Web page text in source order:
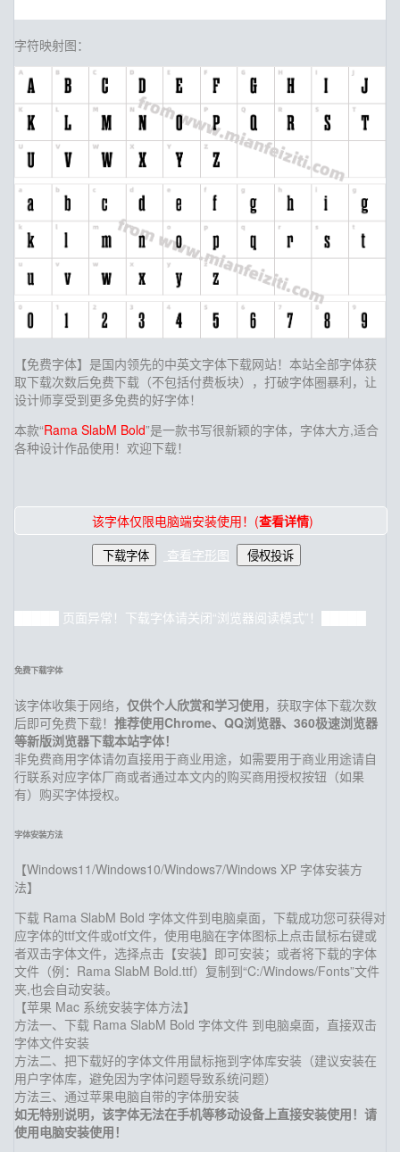
字符映射图：
【免费字体】是国内领先的中英文字体下载网站！本站全部字体获
取下载次数后免费下载（不包括付费板块），打破字体圈暴利，让
设计师享受到更多免费的好字体！
本款“Rama SlabM Bold”是一款书写很新颖的字体，字体大方,适合
各种设计作品使用！欢迎下载！
该字体仅限电脑端安装使用！(查看详情)
下载字体 查看字形图 侵权投诉
█████ 页面异常！下载字体请关闭“浏览器阅读模式”！█████
免费下载字体
该字体收集于网络， 仅供个人欣赏和学习使用，获取字体下载次数
后即可免费下载！ 推荐使用Chrome、QQ浏览器、360极速浏览器
等新版浏览器下载本站字体！
非免费商用字体请勿直接用于商业用途，如需要用于商业用途请自
行联系对应字体厂商或者通过本文内的购买商用授权按钮（如果
有）购买字体授权。
字体安装方法
【Windows11/Windows10/Windows7/Windows XP 字体安装方
法】
下载 Rama SlabM Bold 字体文件到电脑桌面，下载成功您可获得对
应字体的ttf文件或otf文件，使用电脑在字体图标上点击鼠标右键或
者双击字体文件，选择点击【安装】即可安装；或者将下载的字体
文件（例：Rama SlabM Bold.ttf）复制到“C:/Windows/Fonts”文件
夹,也会自动安装。
【苹果 Mac 系统安装字体方法】
方法一、下载 Rama SlabM Bold 字体文件 到电脑桌面，直接双击
字体文件安装
方法二、把下载好的字体文件用鼠标拖到字体库安装（建议安装在
用户字体库，避免因为字体问题导致系统问题）
方法三、通过苹果电脑自带的字体册安装
如无特别说明，该字体无法在手机等移动设备上直接安装使用！请
使用电脑安装使用！